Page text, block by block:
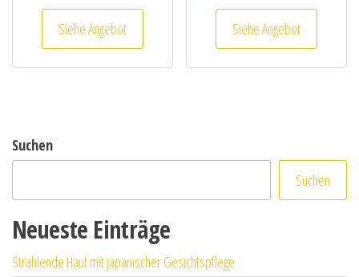
Siehe Angebot Siehe Angebot
Suchen
Suchen
Neueste Einträge
Strahlende Haut mit japanischer Gesichtspflege